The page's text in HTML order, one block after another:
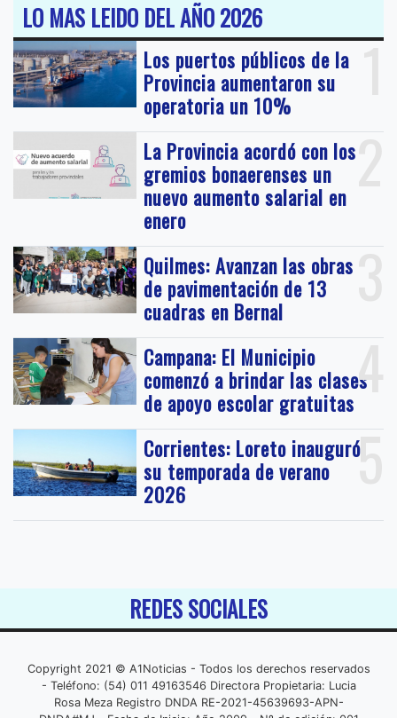
LO MAS LEIDO DEL AÑO 2026
1
Los puertos públicos de la
Provincia aumentaron su
operatoria un 10%
2
La Provincia acordó con los
gremios bonaerenses un
nuevo aumento salarial en
enero
3
Quilmes: Avanzan las obras
de pavimentación de 13
cuadras en Bernal
4
Campana: El Municipio
comenzó a brindar las clases
de apoyo escolar gratuitas
5
Corrientes: Loreto inauguró
su temporada de verano
2026
REDES SOCIALES
Copyright 2021 © A1Noticias - Todos los derechos reservados
- Teléfono: (54) 011 49163546 Directora Propietaria: Lucia
Rosa Meza Registro DNDA RE-2021-45639693-APN-